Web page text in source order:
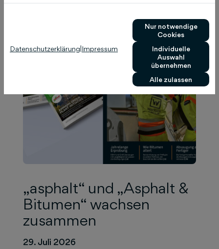
„asphalt“ und „Asphalt &
Bitumen“ wachsen
zusammen
29. Juli 2026
Datenschutzerklärung Impressum
Nur notwendige
Cookies
Individuelle
Auswahl
übernehmen
Alle zulassen